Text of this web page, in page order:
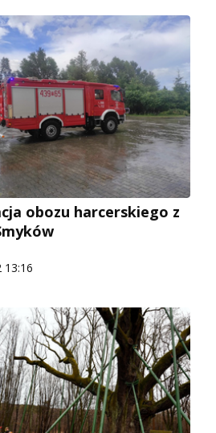
obozu harcerskiego z
13:16